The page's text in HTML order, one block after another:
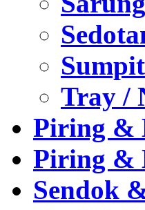
Tray /
Piring &
Piring &
Sendok